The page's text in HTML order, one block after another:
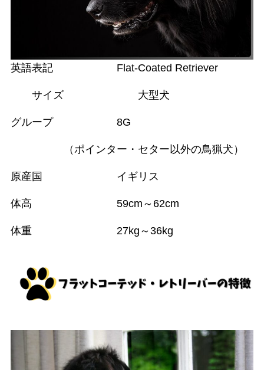
英語表記 Flat-Coated Retriever
サイズ 大型犬
グループ 8G
（ポインター・セター以外の鳥猟犬）
原産国 イギリス
体高 59cm～62cm
体重 27kg～36kg